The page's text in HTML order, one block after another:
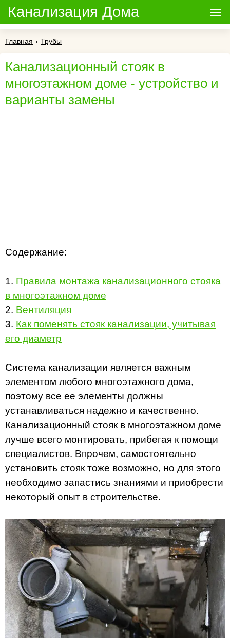
Канализация Дома
Главная › Трубы
Канализационный стояк в
многоэтажном доме - устройство и
варианты замены
Содержание:
1. Правила монтажа канализационного стояка
в многоэтажном доме
2. Вентиляция
3. Как поменять стояк канализации, учитывая
его диаметр
Система канализации является важным
элементом любого многоэтажного дома,
поэтому все ее элементы должны
устанавливаться надежно и качественно.
Канализационный стояк в многоэтажном доме
лучше всего монтировать, прибегая к помощи
специалистов. Впрочем, самостоятельно
установить стояк тоже возможно, но для этого
необходимо запастись знаниями и приобрести
некоторый опыт в строительстве.